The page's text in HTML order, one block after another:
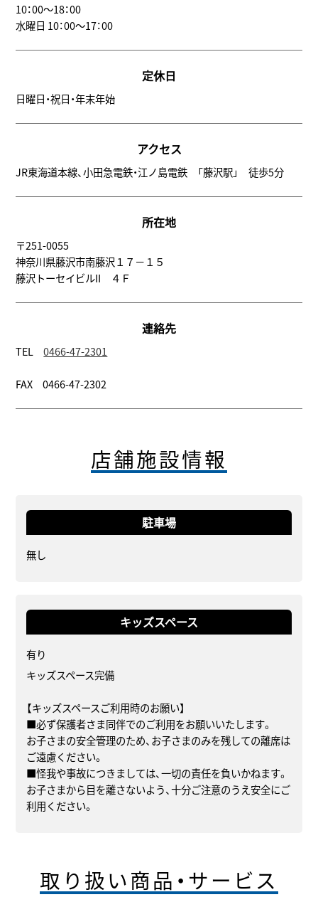
10：00～18：00
水曜日 10：00～17：00
定休日
日曜日・祝日・年末年始
アクセス
JR東海道本線、小田急電鉄・江ノ島電鉄 「藤沢駅」 徒歩5分
所在地
〒251-0055
神奈川県藤沢市南藤沢１７－１５
藤沢トーセイビルII ４Ｆ
連絡先
TEL 0466-47-2301
FAX 0466-47-2302
店舗施設情報
駐車場
無し
キッズスペース
有り
キッズスペース完備
【キッズスペースご利用時のお願い】
■必ず保護者さま同伴でのご利用をお願いいたします。
お子さまの安全管理のため、お子さまのみを残しての離席は
ご遠慮ください。
■怪我や事故につきましては、一切の責任を負いかねます。
お子さまから目を離さないよう、十分ご注意のうえ安全にご
利用ください。
取り扱い商品・サービス